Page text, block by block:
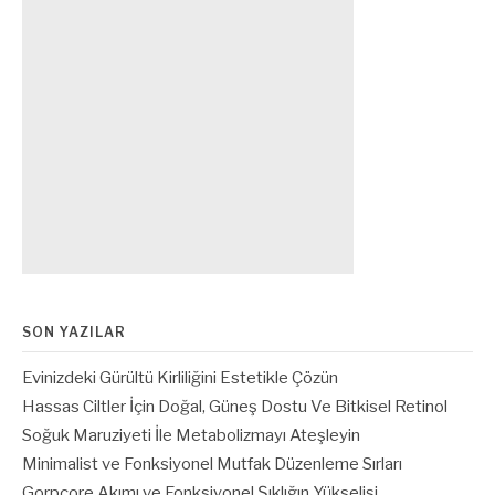
SON YAZILAR
Evinizdeki Gürültü Kirliliğini Estetikle Çözün
Hassas Ciltler İçin Doğal, Güneş Dostu Ve Bitkisel Retinol
Soğuk Maruziyeti İle Metabolizmayı Ateşleyin
Minimalist ve Fonksiyonel Mutfak Düzenleme Sırları